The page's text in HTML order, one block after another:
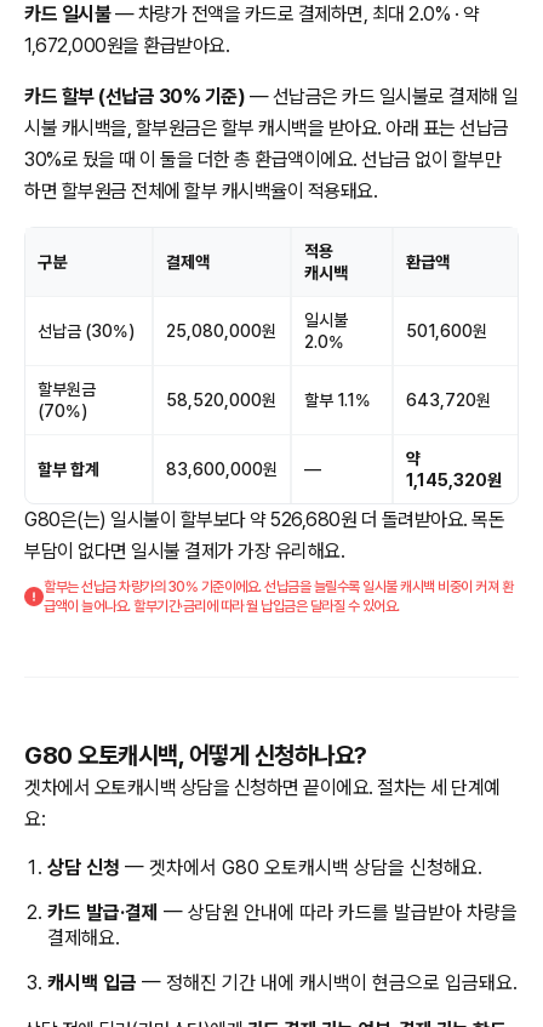
카드 일시불— 차량가 전액을 카드로 결제하면, 최대 2.0% · 약
1,672,000원을 환급받아요.
카드 할부 (선납금 30% 기준) — 선납금은 카드 일시불로 결제해 일
시불 캐시백을, 할부원금은 할부 캐시백을 받아요. 아래 표는 선납금
30%로 뒀을 때 이 둘을 더한 총 환급액이에요. 선납금 없이 할부만
하면 할부원금 전체에 할부 캐시백율이 적용돼요.
구분 결제액
적용
캐시백
환급액
선납금 (30%) 25,080,000원
일시불
2.0%
501,600원
할부원금
(70%)
58,520,000원 할부 1.1% 643,720원
할부 합계 83,600,000원 —
약
1,145,320원
G80은(는) 일시불이 할부보다 약 526,680원 더 돌려받아요. 목돈
부담이 없다면 일시불 결제가 가장 유리해요.
할부는 선납금 차량가의 30% 기준이에요. 선납금을 늘릴수록 일시불 캐시백 비중이 커져 환
급액이 늘어나요. 할부기간·금리에 따라 월 납입금은 달라질 수 있어요.
G80 오토캐시백, 어떻게 신청하나요?
겟차에서 오토캐시백 상담을 신청하면 끝이에요. 절차는 세 단계예
요:
상담 신청 — 겟차에서 G80 오토캐시백 상담을 신청해요.
카드 발급·결제 — 상담원 안내에 따라 카드를 발급받아 차량을
결제해요.
캐시백 입금 — 정해진 기간 내에 캐시백이 현금으로 입금돼요.